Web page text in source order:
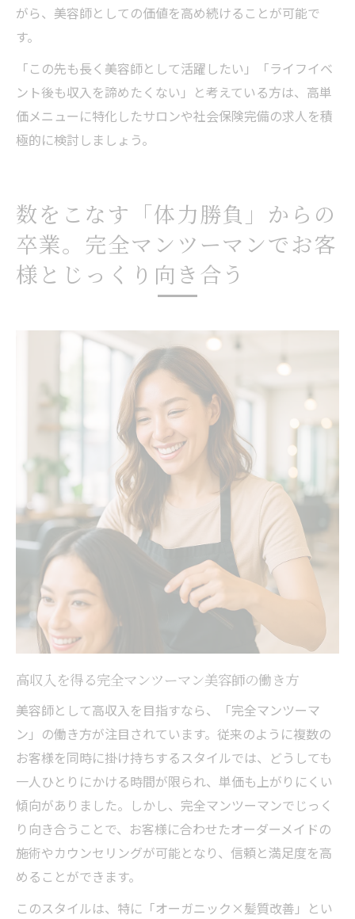
がら、美容師としての価値を高め続けることが可能で
す。
「この先も長く美容師として活躍したい」「ライフイベ
ント後も収入を諦めたくない」と考えている方は、高単
価メニューに特化したサロンや社会保険完備の求人を積
極的に検討しましょう。
数をこなす「体力勝負」からの
卒業。完全マンツーマンでお客
様とじっくり向き合う
高収入を得る完全マンツーマン美容師の働き方
美容師として高収入を目指すなら、「完全マンツーマ
ン」の働き方が注目されています。従来のように複数の
お客様を同時に掛け持ちするスタイルでは、どうしても
一人ひとりにかける時間が限られ、単価も上がりにくい
傾向がありました。しかし、完全マンツーマンでじっく
り向き合うことで、お客様に合わせたオーダーメイドの
施術やカウンセリングが可能となり、信頼と満足度を高
めることができます。
このスタイルは、特に「オーガニック×髪質改善」とい